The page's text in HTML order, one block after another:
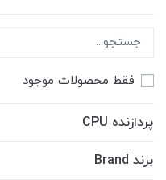
فقط محصولات موجود
پردازنده CPU
برند Brand